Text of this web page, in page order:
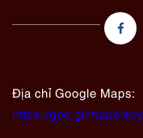
Địa chỉ Google Maps:
https://goo.gl/maps/